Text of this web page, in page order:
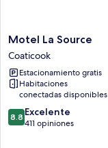
Motel
La
Source
Coaticook
Motel La Source
Coaticook
Estacionamiento gratis
Habitaciones
conectadas disponibles
8.8
de
8.8 Excelente
411 opiniones